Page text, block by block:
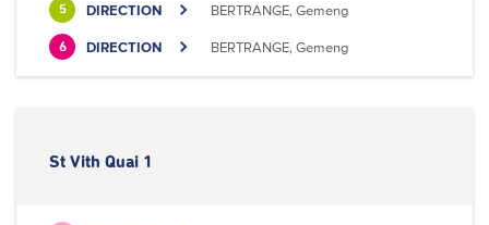
5 DIRECTION BERTRANGE, Gemeng
6 DIRECTION BERTRANGE, Gemeng
St Vith Quai 1